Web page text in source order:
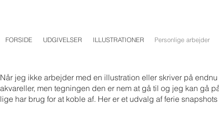
FORSIDE UDGIVELSER ILLUSTRATIONER Personlige arbejder
Når jeg ikke arbejder med en illustration eller skriver på
akvareller, men tegningen den er nem at gå til og jeg kan gå
lige har brug for at koble af. Her er et udvalg af ferie